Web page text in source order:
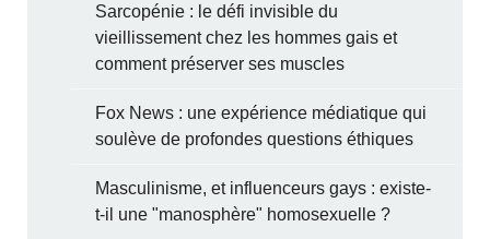
Sarcopénie : le défi invisible du
vieillissement chez les hommes gais et
comment préserver ses muscles
Fox News : une expérience médiatique qui
soulève de profondes questions éthiques
Masculinisme, et influenceurs gays : existe-
t-il une "manosphère" homosexuelle ?